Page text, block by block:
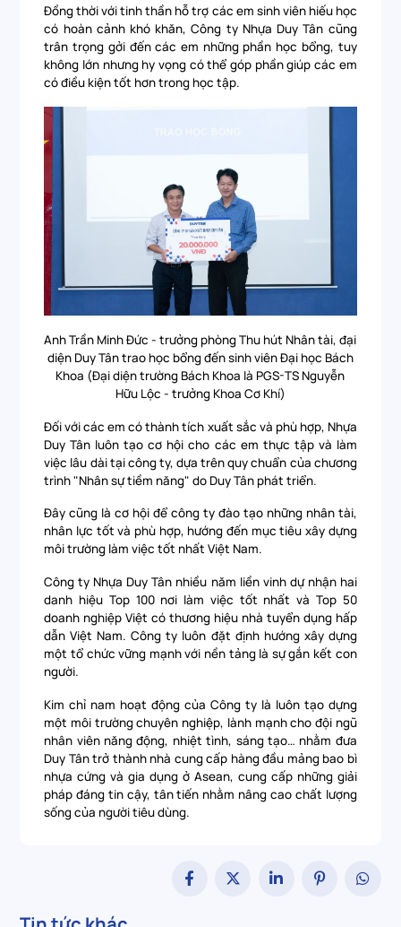
Đồng thời với tinh thần hỗ trợ các em sinh viên hiếu học
có hoàn cảnh khó khăn, Công ty Nhựa Duy Tân cũng
trân trọng gởi đến các em những phần học bổng, tuy
không lớn nhưng hy vọng có thể góp phần giúp các em
có điều kiện tốt hơn trong học tập.
Anh Trần Minh Đức - trưởng phòng Thu hút Nhân tài, đại
diện Duy Tân trao học bổng đến sinh viên Đại học Bách
Khoa (Đại diện trường Bách Khoa là PGS-TS Nguyễn
Hữu Lộc - trưởng Khoa Cơ Khí)
Đối với các em có thành tích xuất sắc và phù hợp, Nhựa
Duy Tân luôn tạo cơ hội cho các em thực tập và làm
việc lâu dài tại công ty, dựa trên quy chuẩn của chương
trình "Nhân sự tiềm năng" do Duy Tân phát triển.
Đây cũng là cơ hội để công ty đào tạo những nhân tài,
nhân lực tốt và phù hợp, hướng đến mục tiêu xây dựng
môi trường làm việc tốt nhất Việt Nam.
Công ty Nhựa Duy Tân nhiều năm liền vinh dự nhận hai
danh hiệu Top 100 nơi làm việc tốt nhất và Top 50
doanh nghiệp Việt có thương hiệu nhà tuyển dụng hấp
dẫn Việt Nam. Công ty luôn đặt định hướng xây dựng
một tổ chức vững mạnh với nền tảng là sự gắn kết con
người.
Kim chỉ nam hoạt động của Công ty là luôn tạo dựng
một môi trường chuyên nghiệp, lành mạnh cho đội ngũ
nhân viên năng động, nhiệt tình, sáng tạo… nhằm đưa
Duy Tân trở thành nhà cung cấp hàng đầu mảng bao bì
nhựa cứng và gia dụng ở Asean, cung cấp những giải
pháp đáng tin cậy, tân tiến nhằm nâng cao chất lượng
sống của người tiêu dùng.